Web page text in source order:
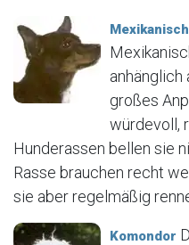
anhänglich
großes
würdevoll,
Hunderassen bellen sie
Rasse brauchen recht
sie aber regelmäßig
Komondor